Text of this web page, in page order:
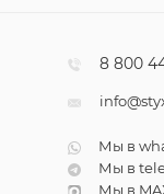
8 800
Мы в
Мы в
Мы в